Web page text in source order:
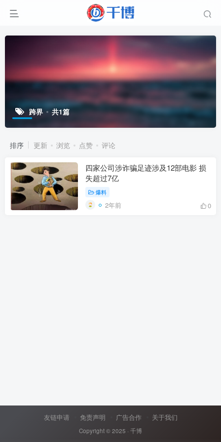
跨界 共1篇
排序 更新 浏览 点赞 评论
四家公司涉诈骗足迹涉及12部电影 损
失超过7亿
爆料
2年前 0
友链申请 免责声明 广告合作 关于我们
Copyright © 2025 · 千博